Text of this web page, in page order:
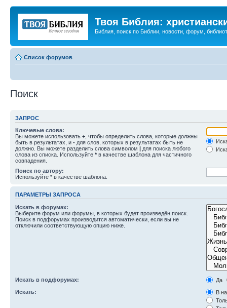
Твоя Библия:
Библия, поиск по Библии, новости, форум,
Список форумов
Поиск
ЗАПРОС
Ключевые слова:
Вы можете использовать + , чтобы определить слова, которые должны
быть в результатах, и - для слов, которых в результатах быть не
должно. Вы можете разделить слова символом | для поиска любого
слова из списка. Используйте * в качестве шаблона для частичного
совпадения.
Поиск по автору:
Используйте * в качестве шаблона.
ПАРАМЕТРЫ ЗАПРОСА
Искать в форумах:
Выберите форум или форумы, в которых будет произведён поиск.
Поиск в подфорумах производится автоматически, если вы не
отключили соответствующую опцию ниже.
Искать в подфорумах:
Да
Искать:
В